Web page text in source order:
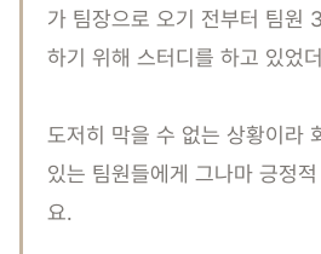
가 팀장으로 오기 전부터 팀원
하기 위해 스터디를 하고 있었
도저히 막을 수 없는 상황이라
있는 팀원들에게 그나마 긍정
요.